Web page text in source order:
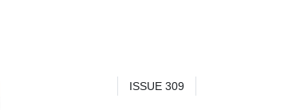
ISSUE 309